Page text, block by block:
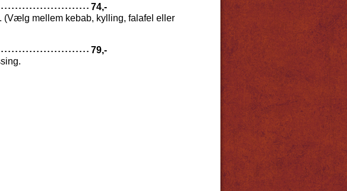
74,-
(Vælg mellem kebab, kylling, falafel eller
79,-